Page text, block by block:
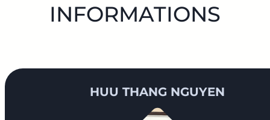
INFORMATIONS
HUU THANG NGUYEN